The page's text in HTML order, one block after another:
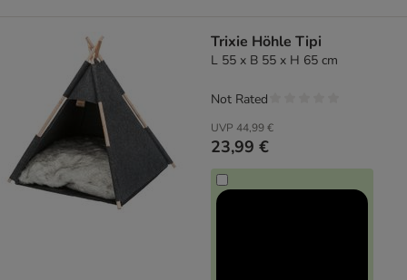
Trixie Höhle Tipi
L 55 x B 55 x H 65 cm
UVP 44,99 €
23,99 €
Not Rated